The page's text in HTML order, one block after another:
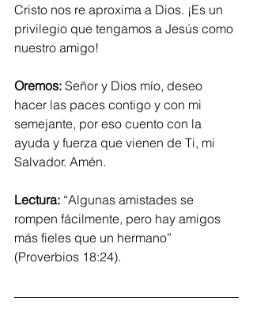
Cristo nos re aproxima a Dios. ¡Es un
privilegio que tengamos a Jesús como
nuestro amigo!
Oremos: Señor y Dios mío, deseo
hacer las paces contigo y con mi
semejante, por eso cuento con la
ayuda y fuerza que vienen de Ti, mi
Salvador. Amén.
Lectura: “Algunas amistades se
rompen fácilmente, pero hay amigos
más fieles que un hermano”
(Proverbios 18:24).